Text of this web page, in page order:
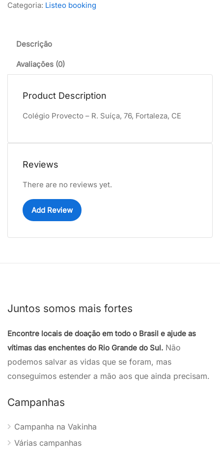
Categoria: Listeo booking
Descrição
Avaliações (0)
Product Description
Colégio Provecto – R. Suíça, 76, Fortaleza, CE
Reviews
There are no reviews yet.
Add Review
Juntos somos mais fortes
Encontre locais de doação em todo o Brasil e ajude as
vítimas das enchentes do Rio Grande do Sul. Não
podemos salvar as vidas que se foram, mas
conseguimos estender a mão aos que ainda precisam.
Campanhas
Campanha na Vakinha
Várias campanhas